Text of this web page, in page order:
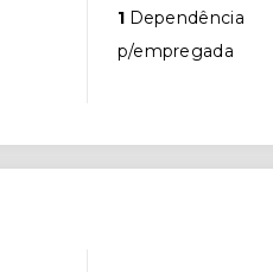
1Dependência
p/empregada